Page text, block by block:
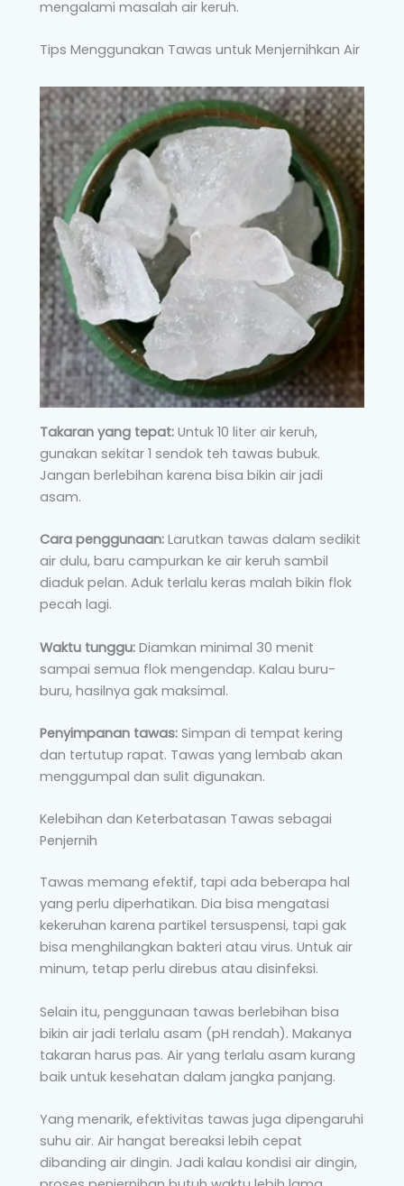
mengalami masalah air keruh.
Tips Menggunakan Tawas untuk Menjernihkan Air
Takaran yang tepat: Untuk 10 liter air keruh,
gunakan sekitar 1 sendok teh tawas bubuk.
Jangan berlebihan karena bisa bikin air jadi
asam.
Cara penggunaan: Larutkan tawas dalam sedikit
air dulu, baru campurkan ke air keruh sambil
diaduk pelan. Aduk terlalu keras malah bikin flok
pecah lagi.
Waktu tunggu: Diamkan minimal 30 menit
sampai semua flok mengendap. Kalau buru-
buru, hasilnya gak maksimal.
Penyimpanan tawas: Simpan di tempat kering
dan tertutup rapat. Tawas yang lembab akan
menggumpal dan sulit digunakan.
Kelebihan dan Keterbatasan Tawas sebagai
Penjernih
Tawas memang efektif, tapi ada beberapa hal
yang perlu diperhatikan. Dia bisa mengatasi
kekeruhan karena partikel tersuspensi, tapi gak
bisa menghilangkan bakteri atau virus. Untuk air
minum, tetap perlu direbus atau disinfeksi.
Selain itu, penggunaan tawas berlebihan bisa
bikin air jadi terlalu asam (pH rendah). Makanya
takaran harus pas. Air yang terlalu asam kurang
baik untuk kesehatan dalam jangka panjang.
Yang menarik, efektivitas tawas juga dipengaruhi
suhu air. Air hangat bereaksi lebih cepat
dibanding air dingin. Jadi kalau kondisi air dingin,